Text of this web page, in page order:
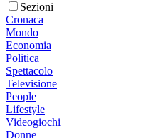
Sezioni
Cronaca
Mondo
Economia
Politica
Spettacolo
Televisione
People
Lifestyle
Videogiochi
Donne